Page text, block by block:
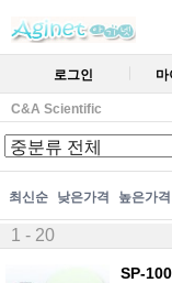
로그인 마
C&A Scientific
최신순 낮은가격 높은가격
1 - 20
SP-